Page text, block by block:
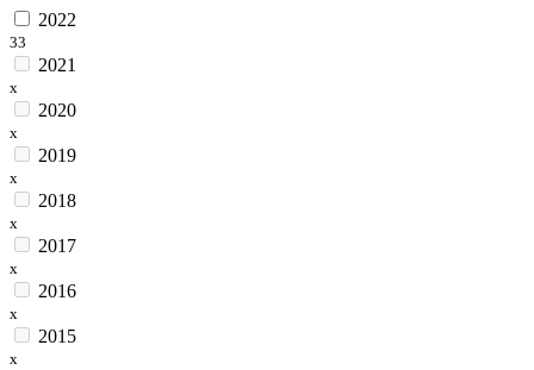
2022
33
2021
x
2020
x
2019
x
2018
x
2017
x
2016
x
2015
x